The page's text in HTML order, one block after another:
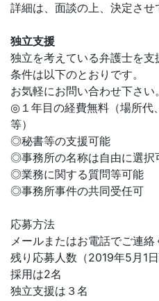
詳細は、面談の上、決定させ
独立支援
独立を考えている弁護士を支
条件は以下のとおりです。
お気軽にお問い合わせ下さい。
◎１年目の経費無料（場所代
等）
◎秘書等の支援可能
◎事務所の名称は自由に選択
◎業務に関する質問等可能
◎事務所事件の共同受任可
応募方法
メールまたはお電話でご連絡
残り応募人数（2019年5月1日
採用は2名
独立支援は３名